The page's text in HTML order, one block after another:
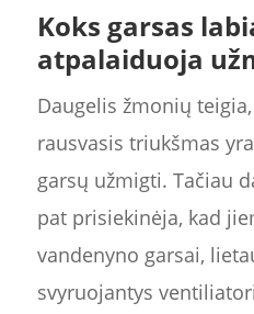
Koks garsas
atpalaiduoja
Daugelis žmonių
rausvasis triukšmas
garsų užmigti. Tačiau
pat prisiekinėja, kad
vandenyno garsai,
svyruojantys